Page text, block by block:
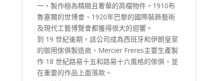
一，製作極為精緻且奢華的高檔物件。1910布
魯塞爾的世博會、1920年巴黎的國際裝飾藝術
及現代工藝博覽會都獲得很大的迴響。
到 19 世紀後期，該公司成為西班牙和伊朗皇室
的御用傢俱製造商，Mercier Freres主要生產製
作 18 世紀路易十五和路易十六風格的傢俱，並
在重要的作品上面落款。